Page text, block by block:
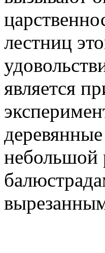
лестниц
является
небольшой